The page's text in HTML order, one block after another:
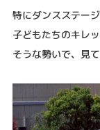
特にダンスステー
子どもたちのキレ
そうな勢いで、見